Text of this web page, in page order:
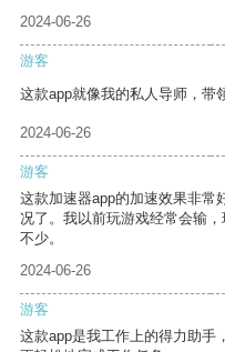
2024-06-26
游客
这款app就像我的私人导师，带
2024-06-26
游客
这款加速器app的加速效果非常
况了。我以前玩游戏经常会输
不少。
2024-06-26
游客
这款app是我工作上的得力助手